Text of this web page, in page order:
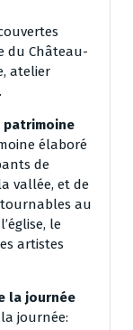
du Château-
atelier
patrimoine
élaboré
de
vallée, et de
au
le
artistes
la journée
journée: